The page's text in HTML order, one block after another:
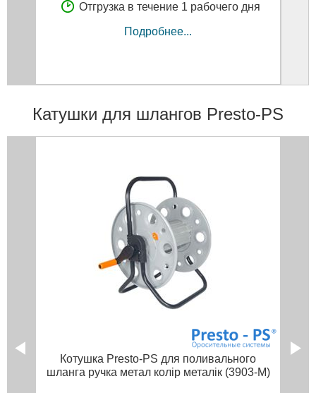
Отгрузка в течение 1 рабочего дня
Подробнее...
Катушки для шлангов Presto-PS
Котушка Presto-PS для поливального
шланга ручка метал колір металік (3903-M)